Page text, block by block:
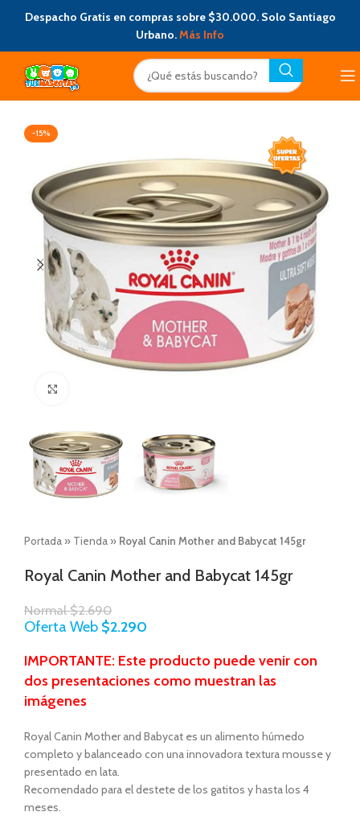
Despacho Gratis en compras sobre $30.000. Solo Santiago
Urbano.Más Info
-15%
Portada » Tienda » Royal Canin Mother and Babycat 145gr
Royal Canin Mother and Babycat 145gr
Normal$2.690
Oferta Web $2.290
IMPORTANTE: Este producto puede venir con
dos presentaciones como muestran las
imágenes
Royal Canin Mother and Babycat es un alimento húmedo
completo y balanceado con una innovadora textura mousse y
presentado en lata.
Recomendado para el destete de los gatitos y hasta los 4
meses.